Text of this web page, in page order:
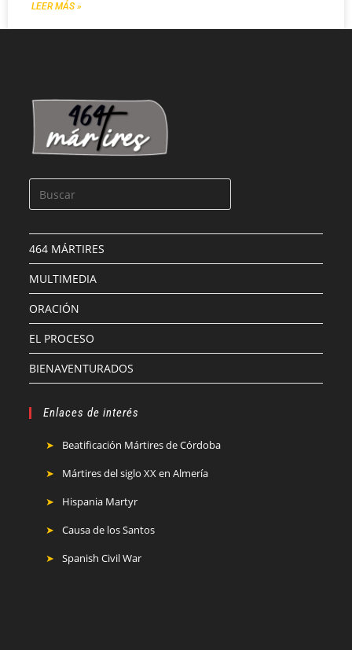
LEER MÁS »
464 MÁRTIRES
MULTIMEDIA
ORACIÓN
EL PROCESO
BIENAVENTURADOS
Enlaces de interés
Beatificación Mártires de Córdoba
Mártires del siglo XX en Almería
Hispania Martyr
Causa de los Santos
Spanish Civil War